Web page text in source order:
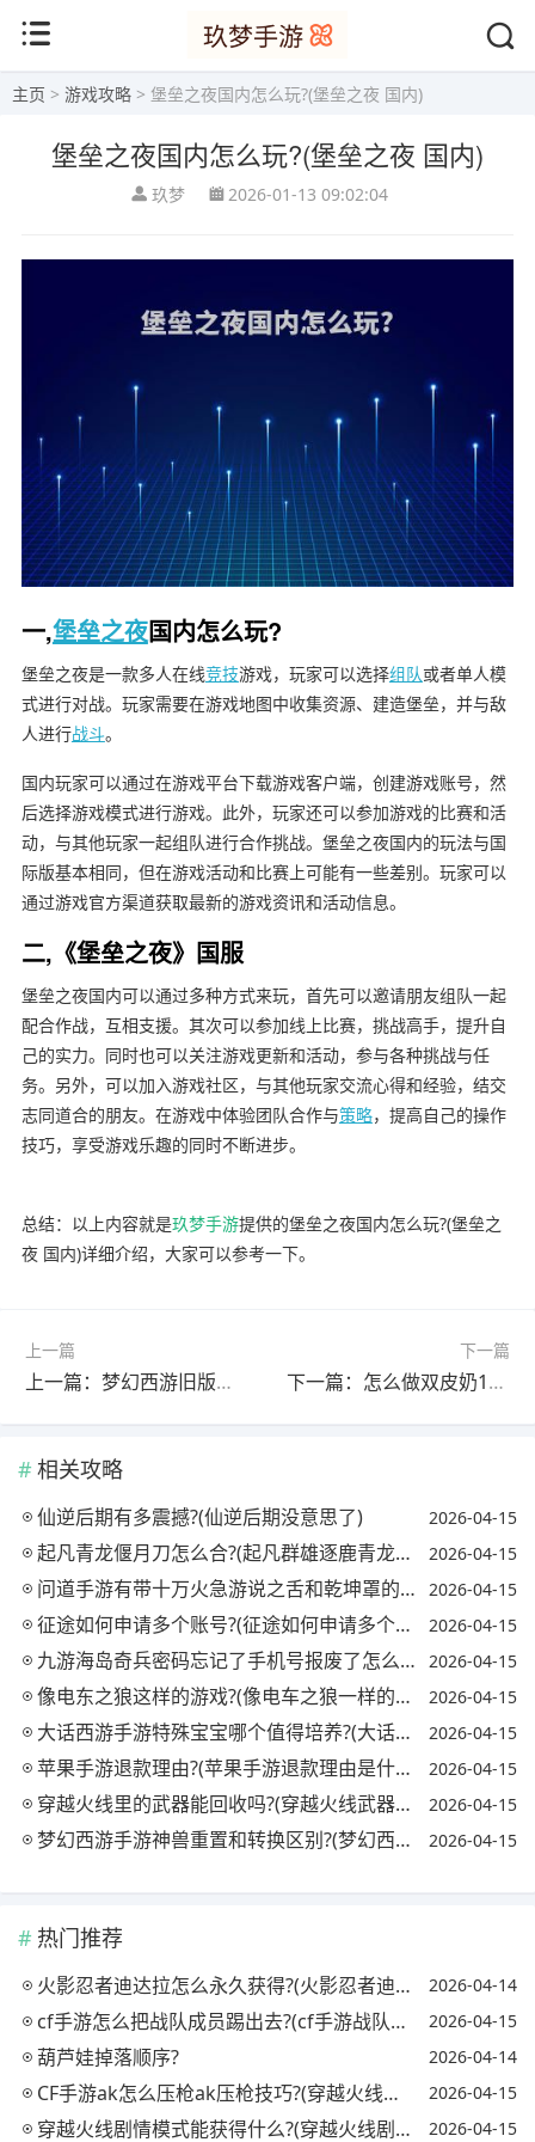
主页 > 游戏攻略 > 堡垒之夜国内怎么玩?(堡垒之夜 国内)
堡垒之夜国内怎么玩?(堡垒之夜 国内)
玖梦 2026-01-13 09:02:04
一,堡垒之夜国内怎么玩?
堡垒之夜是一款多人在线竞技游戏，玩家可以选择组队或者单人模
式进行对战。玩家需要在游戏地图中收集资源、建造堡垒，并与敌
人进行战斗。
国内玩家可以通过在游戏平台下载游戏客户端，创建游戏账号，然
后选择游戏模式进行游戏。此外，玩家还可以参加游戏的比赛和活
动，与其他玩家一起组队进行合作挑战。堡垒之夜国内的玩法与国
际版基本相同，但在游戏活动和比赛上可能有一些差别。玩家可以
通过游戏官方渠道获取最新的游戏资讯和活动信息。
二,《堡垒之夜》国服
堡垒之夜国内可以通过多种方式来玩，首先可以邀请朋友组队一起
配合作战，互相支援。其次可以参加线上比赛，挑战高手，提升自
己的实力。同时也可以关注游戏更新和活动，参与各种挑战与任
务。另外，可以加入游戏社区，与其他玩家交流心得和经验，结交
志同道合的朋友。在游戏中体验团队合作与策略，提高自己的操作
技巧，享受游戏乐趣的同时不断进步。
总结：以上内容就是玖梦手游提供的堡垒之夜国内怎么玩?(堡垒之
夜 国内)详细介绍，大家可以参考一下。
上一篇
上一篇：梦幻西游旧版孩子等级怎么提升?(梦幻西游老版孩子怎么升级)
下一篇
下一篇：怎么做双皮奶100%成功?(怎么做双皮奶 教程)
相关攻略
仙逆后期有多震撼?(仙逆后期没意思了) 2026-04-15
起凡青龙偃月刀怎么合?(起凡群雄逐鹿青龙偃月刀) 2026-04-15
问道手游有带十万火急游说之舌和乾坤罩的宝宝吗?(问道手游游说之舌对怪物有用吗) 2026-04-15
征途如何申请多个账号?(征途如何申请多个账号绑定) 2026-04-15
九游海岛奇兵密码忘记了手机号报废了怎么找回?(九游海岛奇兵怎么解绑手机号码) 2026-04-15
像电东之狼这样的游戏?(像电车之狼一样的手游) 2026-04-15
大话西游手游特殊宝宝哪个值得培养?(大话西游手游特殊宝宝哪个好) 2026-04-15
苹果手游退款理由?(苹果手游退款理由是什么) 2026-04-15
穿越火线里的武器能回收吗?(穿越火线武器回收给什么) 2026-04-15
梦幻西游手游神兽重置和转换区别?(梦幻西游手游神兽重置和转换区别大吗) 2026-04-15
热门推荐
火影忍者迪达拉怎么永久获得?(火影忍者迪达拉怎么获取) 2026-04-14
cf手游怎么把战队成员踢出去?(cf手游战队怎么踢人) 2026-04-15
葫芦娃掉落顺序? 2026-04-14
CF手游ak怎么压枪ak压枪技巧?(穿越火线手游ak怎么压枪轻松秒掉敌人) 2026-04-15
穿越火线剧情模式能获得什么?(穿越火线剧情模式怎么过) 2026-04-15